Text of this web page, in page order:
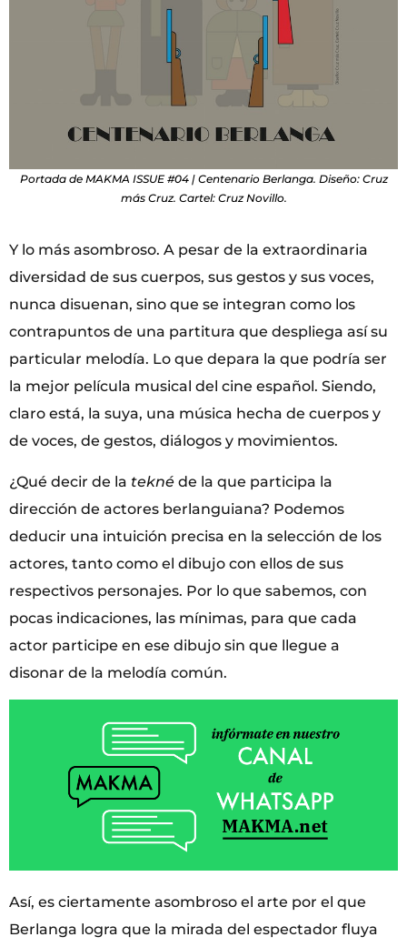
Portada de MAKMA ISSUE #04 | Centenario Berlanga. Diseño: Cruz
más Cruz. Cartel: Cruz Novillo.
Y lo más asombroso. A pesar de la extraordinaria
diversidad de sus cuerpos, sus gestos y sus voces,
nunca disuenan, sino que se integran como los
contrapuntos de una partitura que despliega así su
particular melodía. Lo que depara la que podría ser
la mejor película musical del cine español. Siendo,
claro está, la suya, una música hecha de cuerpos y
de voces, de gestos, diálogos y movimientos.
¿Qué decir de la tekné de la que participa la
dirección de actores berlanguiana? Podemos
deducir una intuición precisa en la selección de los
actores, tanto como el dibujo con ellos de sus
respectivos personajes. Por lo que sabemos, con
pocas indicaciones, las mínimas, para que cada
actor participe en ese dibujo sin que llegue a
disonar de la melodía común.
Así, es ciertamente asombroso el arte por el que
Berlanga logra que la mirada del espectador fluya